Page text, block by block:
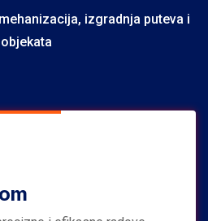
izgradnja puteva i
objekata